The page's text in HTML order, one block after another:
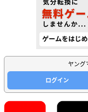
ヤング
ログイン